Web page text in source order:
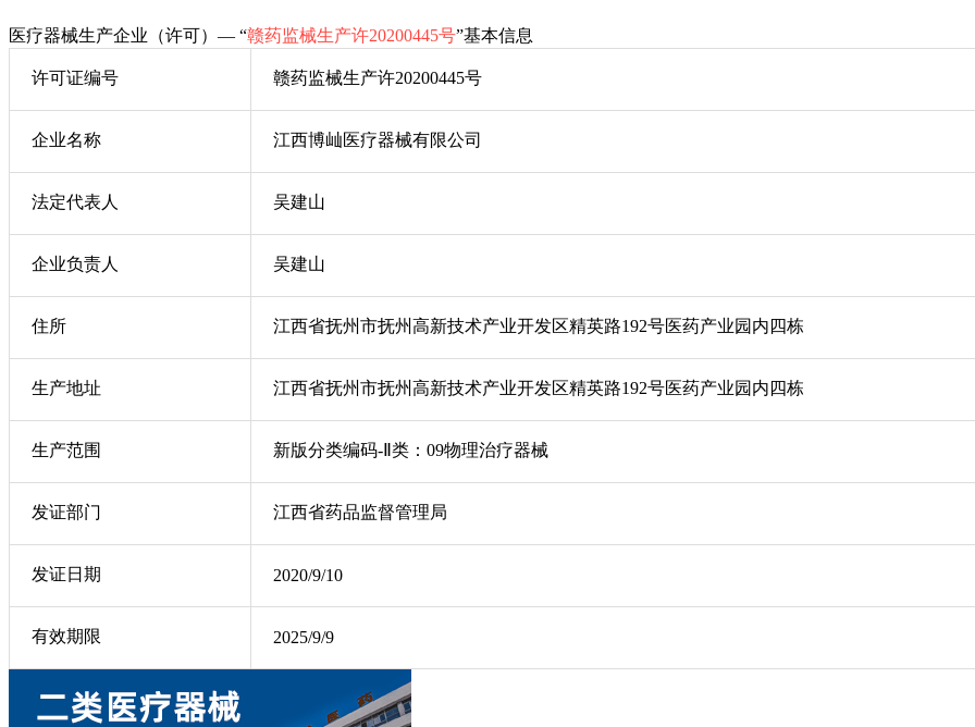
医疗器械生产企业（许可）— “赣药监械生产许20200445号”基本信息
许可证编号 赣药监械生产许20200445号
企业名称 江西博屾医疗器械有限公司
法定代表人 吴建山
企业负责人 吴建山
住所 江西省抚州市抚州高新技术产业开发区精英路192号医药产业园内四栋
生产地址 江西省抚州市抚州高新技术产业开发区精英路192号医药产业园内四栋
生产范围 新版分类编码-Ⅱ类：09物理治疗器械
发证部门 江西省药品监督管理局
发证日期 2020/9/10
有效期限 2025/9/9